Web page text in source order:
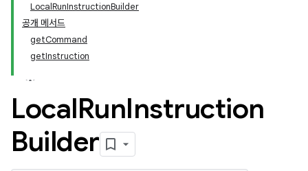
LocalRunInstructionBuilder
공개 메서드
getCommand
getInstruction
LocalRunInstruction
Builder